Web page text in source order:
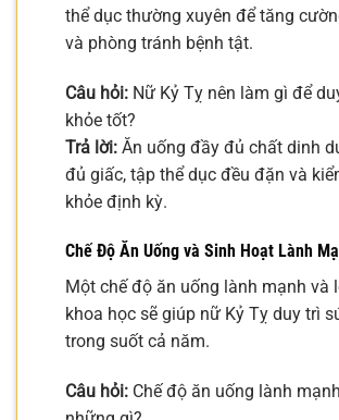
thể dục thường xuyên để tăng
và phòng tránh bệnh tật.
Câu hỏi: Nữ Kỷ Tỵ nên làm gì để
khỏe tốt?
Trả lời: Ăn uống đầy đủ chất dinh
đủ giấc, tập thể dục đều đặn và
khỏe định kỳ.
Chế Độ Ăn Uống và Sinh Hoạt Lành
Một chế độ ăn uống lành mạnh và
khoa học sẽ giúp nữ Kỷ Tỵ duy trì
trong suốt cả năm.
Câu hỏi: Chế độ ăn uống lành